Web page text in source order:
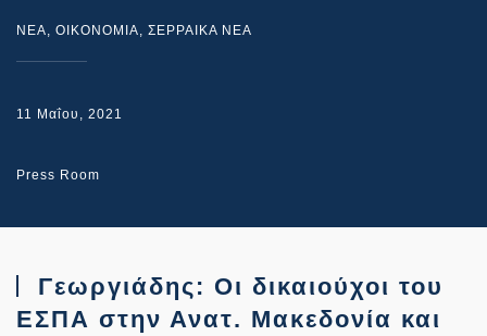
NEA, ΟΙΚΟΝΟΜΙΑ, ΣΕΡΡΑΙΚΑ ΝΕΑ
11 Μαΐου, 2021
Press Room
Γεωργιάδης: Οι δικαιούχοι του
ΕΣΠΑ στην Ανατ. Μακεδονία και